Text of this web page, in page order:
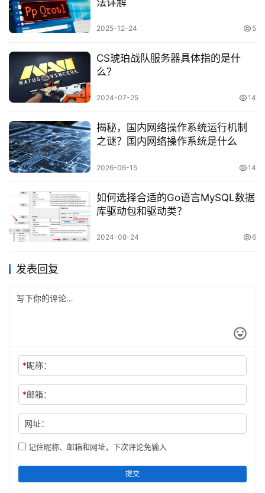
2025-12-24 5
CS琥珀战队服务器具体指的是什
么？
2024-07-25 14
揭秘，国内网络操作系统运行机制
之谜？国内网络操作系统是什么
2026-06-15 14
如何选择合适的Go语言MySQL数据
库驱动包和驱动类？
2024-08-24 6
发表回复
*昵称：
*邮箱：
网址：
记住昵称、邮箱和网址，下次评论免输入
提交